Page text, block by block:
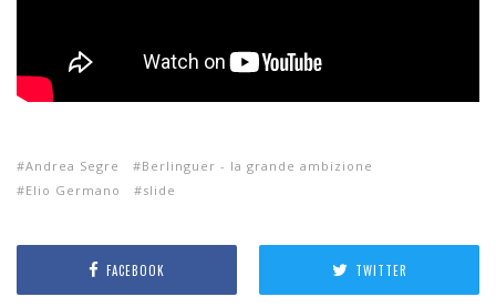
Andrea Segre
Berlinguer - la grande ambizione
Elio Germano
slide
FACEBOOK TWITTER